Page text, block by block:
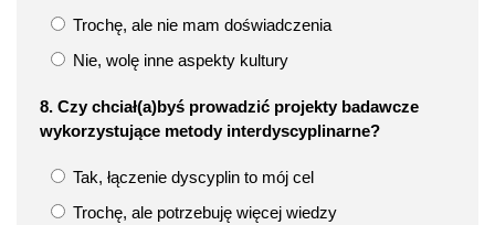
Trochę, ale nie mam doświadczenia
Nie, wolę inne aspekty kultury
8. Czy chciał(a)byś prowadzić projekty badawcze
wykorzystujące metody interdyscyplinarne?
Tak, łączenie dyscyplin to mój cel
Trochę, ale potrzebuję więcej wiedzy